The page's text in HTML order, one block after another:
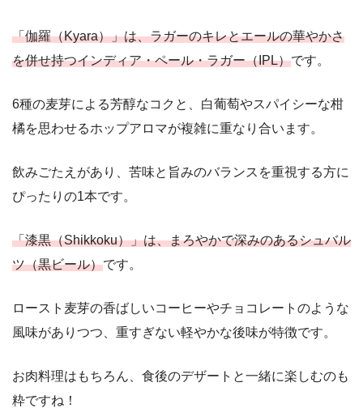
「伽羅（Kyara）」は、ラガーのキレとエールの華やかさ
を併せ持つインディア・ペール・ラガー（IPL）です。
6種の麦芽による芳醇なコクと、白葡萄やスパイシーな柑
橘を思わせるホップアロマが複雑に重なり合います。
飲みごたえがあり、苦味と旨みのバランスを重視する方に
ぴったりの1本です。
「漆黒（Shikkoku）」は、まろやかで深みのあるシュバル
ツ（黒ビール）です。
ロースト麦芽の香ばしいコーヒーやチョコレートのような
風味がありつつ、重すぎない軽やかな後味が特徴です。
お肉料理はもちろん、食後のデザートと一緒に楽しむのも
粋ですね！